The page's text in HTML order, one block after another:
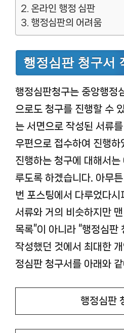
온라인 행정 심판
행정심판의 어려움
행정심판 청구서
행정심판청구는 중앙행정
으로도 청구를 진행할 수
는 서면으로 작성된 서류
우편으로 접수하여 진행
진행하는 청구에 대해서
루도록 하겠습니다. 아무
번 포스팅에서 다루었다
서류와 거의 비슷하지만
목록”이 아니라 “행정심판
작성했던 것에서 최대한
정심판 청구서를 아래와
행정심판